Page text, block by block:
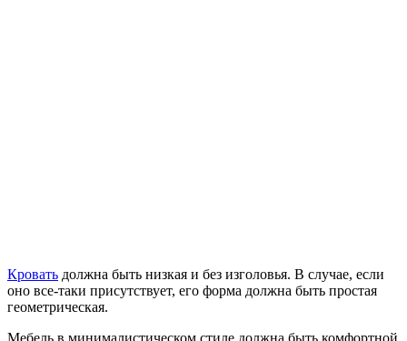
Кровать должна быть низкая и без изголовья. В случае, если
оно все-таки присутствует, его форма должна быть простая
геометрическая.